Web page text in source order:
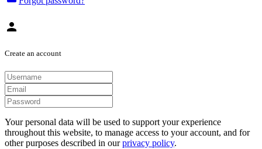
person
Create an account
Your personal data will be used to support your experience
throughout this website, to manage access to your account, and for
other purposes described in ourprivacy policy.